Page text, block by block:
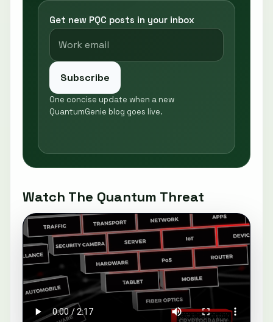
Get new PQC posts in your inbox
Subscribe
One concise update when a new
QuantumGenie blog goes live.
Watch The Quantum Threat